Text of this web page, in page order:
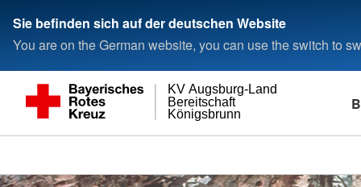
Sie befinden sich auf der deutschen Website
You are on the German website, you can use the switch to
Königsbrunn
Bereitschaft
KV Augsburg-Land